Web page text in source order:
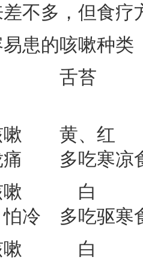
不多，但食疗
患的咳嗽种类
舌
饮
嗽 黄、
痛 多吃寒凉
嗽 白
怕冷 多吃驱寒
嗽 白